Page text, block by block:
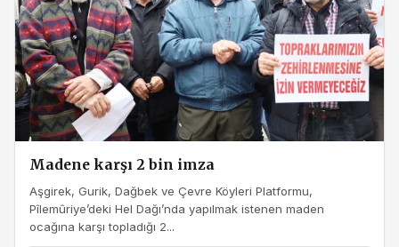
Madene karşı 2 bin imza
Aşgirek, Gurik, Dağbek ve Çevre Köyleri Platformu,
Pîlemûriye’deki Hel Dağı’nda yapılmak istenen maden
ocağına karşı topladığı 2...